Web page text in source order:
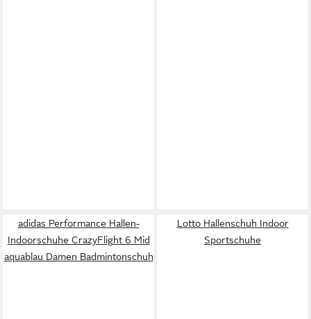
adidas Performance Hallen-
Indoorschuhe CrazyFlight 6 Mid
aquablau Damen Badmintonschuh
Lotto Hallenschuh Indoor
Sportschuhe